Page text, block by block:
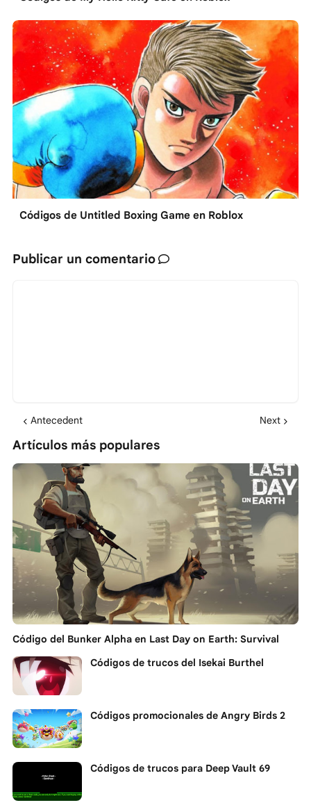
Códigos de Untitled Boxing Game en Roblox
Publicar un comentario
Antecedent Next
Artículos más populares
Código del Bunker Alpha en Last Day on Earth: Survival
Códigos de trucos del Isekai Burthel
Códigos promocionales de Angry Birds 2
Códigos de trucos para Deep Vault 69